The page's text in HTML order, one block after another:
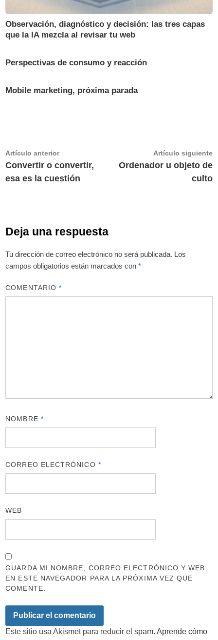
Observación, diagnóstico y decisión: las tres capas
que la IA mezcla al revisar tu web
Perspectivas de consumo y reacción
Mobile marketing, próxima parada
Navegación
de
entradas
Artículo anteriorArtículo
anterior:
Convertir o convertir,
esa es la cuestión
Artículo siguiente
Ordenador u objeto de
culto
Deja una respuesta
Tu dirección de correo electrónico no será publicada. Los
campos obligatorios están marcados con*
COMENTARIO*
NOMBRE *
CORREO ELECTRÓNICO *
WEB
GUARDA MI NOMBRE, CORREO ELECTRÓNICO Y WEB
EN ESTE NAVEGADOR PARA LA PRÓXIMA VEZ QUE
COMENTE.
Este sitio usa Akismet para reducir el spam.Aprende cómo